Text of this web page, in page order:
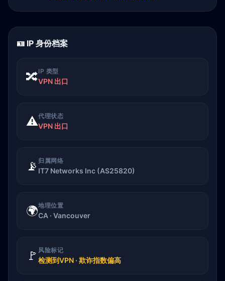
🪪 IP 身份档案
🔀IP 类型
VPN 出口
⚠️代理状态
VPN 出口
📡 归属网络
IT7 Networks Inc (AS25820)
🌍地理位置
CA · Vancouver
🚩 风险标记
检测到VPN · 欺诈指数偏高